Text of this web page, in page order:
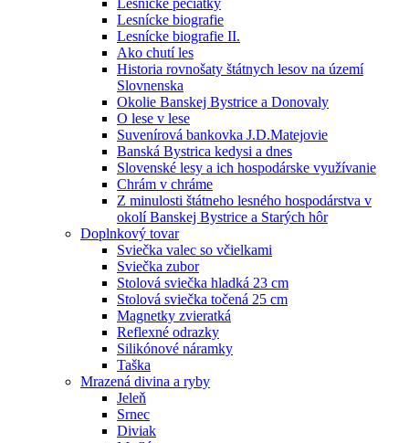
Lesnícke biografie
Lesnícke biografie II.
Ako chutí les
Historia rovnošaty štátnych lesov na území
Slovnenska
Okolie Banskej Bystrice a Donovaly
O lese v lese
Suvenírová bankovka J.D.Matejovie
Banská Bystrica kedysi a dnes
Slovenské lesy a ich hospodárske využívanie
Chrám v chráme
Z minulosti štátneho lesného hospodárstva v
okolí Banskej Bystrice a Starých hôr
Doplnkový tovar
Sviečka valec so včielkami
Sviečka zubor
Stolová sviečka hladká 23 cm
Stolová sviečka točená 25 cm
Magnetky zvieratká
Reflexné odrazky
Silikónové náramky
Taška
Mrazená divina a ryby
Jeleň
Srnec
Diviak